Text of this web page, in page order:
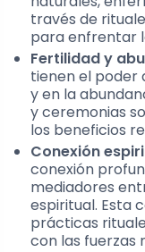
través de
para enfrentar
Fertilidad y
tienen el poder
y en la
y ceremonias
los beneficios
Conexión
conexión
mediadores
espiritual. Esta
prácticas
con las fuerzas